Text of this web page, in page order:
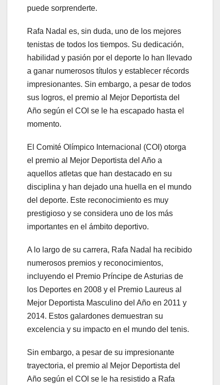
puede sorprenderte.
Rafa Nadal es, sin duda, uno de los mejores
tenistas de todos los tiempos. Su dedicación,
habilidad y pasión por el deporte lo han llevado
a ganar numerosos títulos y establecer récords
impresionantes. Sin embargo, a pesar de todos
sus logros, el premio al Mejor Deportista del
Año según el COI se le ha escapado hasta el
momento.
El Comité Olímpico Internacional (COI) otorga
el premio al Mejor Deportista del Año a
aquellos atletas que han destacado en su
disciplina y han dejado una huella en el mundo
del deporte. Este reconocimiento es muy
prestigioso y se considera uno de los más
importantes en el ámbito deportivo.
A lo largo de su carrera, Rafa Nadal ha recibido
numerosos premios y reconocimientos,
incluyendo el Premio Príncipe de Asturias de
los Deportes en 2008 y el Premio Laureus al
Mejor Deportista Masculino del Año en 2011 y
2014. Estos galardones demuestran su
excelencia y su impacto en el mundo del tenis.
Sin embargo, a pesar de su impresionante
trayectoria, el premio al Mejor Deportista del
Año según el COI se le ha resistido a Rafa